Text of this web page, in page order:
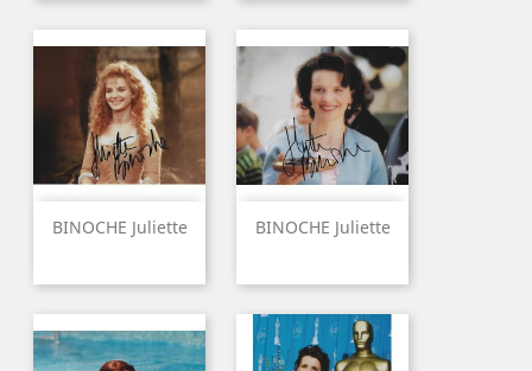
BINOCHE Juliette BINOCHE Juliette